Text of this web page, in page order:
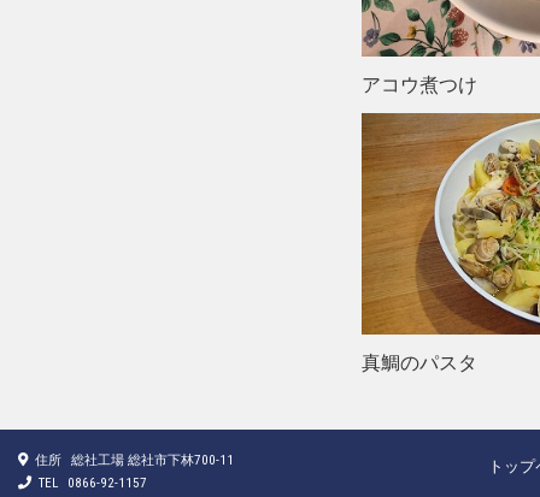
アコウ煮つけ
真鯛のパスタ
住所
総社工場 総社市下林700-11
TEL
0866-92-1157
トッ